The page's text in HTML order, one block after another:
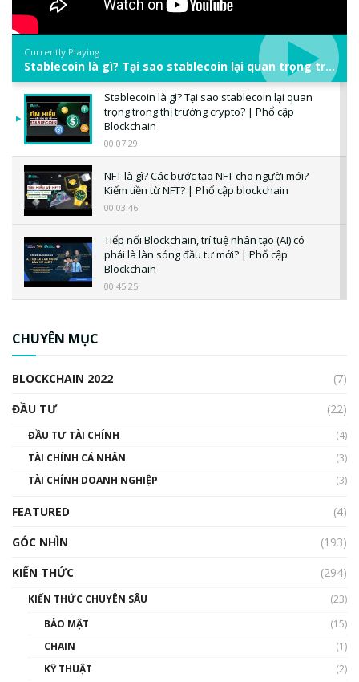
Currently Playing
Stablecoin là gì? Tại sao stablecoin lại quan trọng trong thị trường crypto? | Phổ cập Blockchain
Stablecoin là gì? Tại sao stablecoin lại quan
trọng trong thị trường crypto? | Phổ cập
Blockchain
00:07:29
NFT là gì? Các bước tạo NFT cho người mới?
Kiếm tiền từ NFT? | Phổ cập blockchain
00:03:46
Tiếp nối Blockchain, trí tuệ nhân tạo (AI) có
phải là làn sóng đầu tư mới? | Phổ cập
Blockchain
00:45:25
00:02:14
Nhìn lại năm 2022: Những sự kiện ảnh hưởng
đến hệ sinh thái tiền mã hoá | Phổ cập
CHUYÊN MỤC
BLOCKCHAIN 2022
(7)
ĐẦU TƯ
(22)
ĐẦU TƯ TÀI CHÍNH
(4)
TÀI CHÍNH CÁ NHÂN
(3)
TÀI CHÍNH DOANH NGHIỆP
(3)
FEATURED
(4)
GÓC NHÌN
(193)
KIẾN THỨC
(294)
KIẾN THỨC CHUYÊN SÂU
(23)
BẢO MẬT
(15)
CHAIN
(1)
KỸ THUẬT
(2)